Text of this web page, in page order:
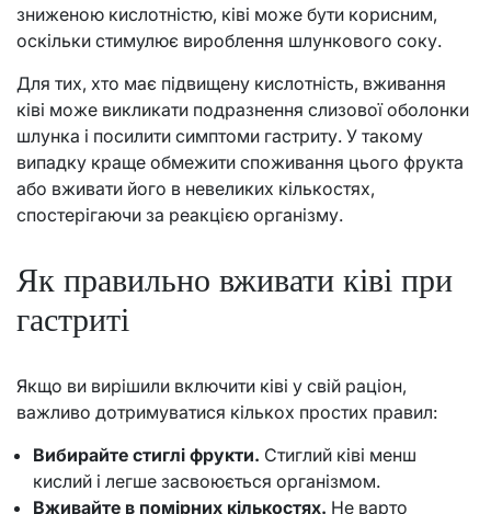
зниженою кислотністю, ківі може бути корисним,
оскільки стимулює вироблення шлункового соку.
Для тих, хто має підвищену кислотність, вживання
ківі може викликати подразнення слизової оболонки
шлунка і посилити симптоми гастриту. У такому
випадку краще обмежити споживання цього фрукта
або вживати його в невеликих кількостях,
спостерігаючи за реакцією організму.
Як правильно вживати ківі при
гастриті
Якщо ви вирішили включити ківі у свій раціон,
важливо дотримуватися кількох простих правил:
Вибирайте стиглі фрукти. Стиглий ківі менш
кислий і легше засвоюється організмом.
Вживайте в помірних кількостях. Не варто